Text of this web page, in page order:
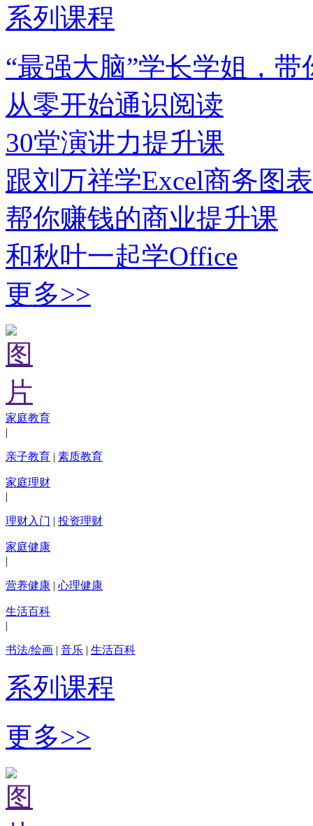
系列课程
“最强大脑”学长学姐，带
从零开始通识阅读
30堂演讲力提升课
跟刘万祥学Excel商务图表
帮你赚钱的商业提升课
和秋叶一起学Office
更多>>
家庭教育
|
亲子教育 | 素质教育
家庭理财
|
理财入门 | 投资理财
家庭健康
|
营养健康 | 心理健康
生活百科
|
书法/绘画 | 音乐 | 生活百科
系列课程
更多>>